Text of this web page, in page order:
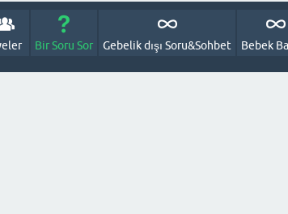
Bir Soru Sor Gebelik dışı Soru&Sohbet Bebek